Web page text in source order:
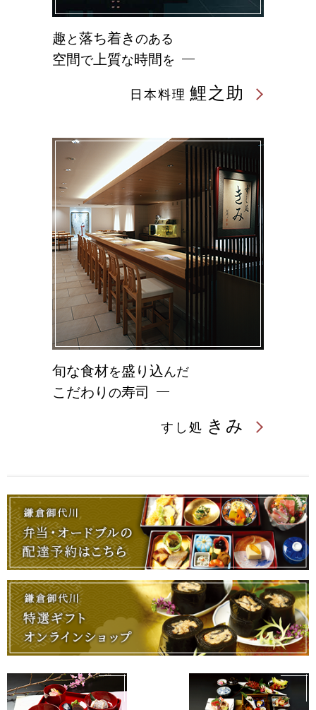
趣 と 落ち着き のある
空間 で上質な時間 を
日本料理 鯉之助
旬な食材を盛り込んだ
こだわり の寿司
すし処 きみ